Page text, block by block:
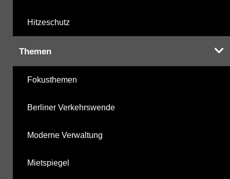
Hitzeschutz
Themen
Fokusthemen
Berliner Verkehrswende
Moderne Verwaltung
Mietspiegel